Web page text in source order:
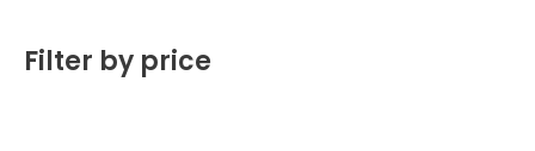
Filter by price